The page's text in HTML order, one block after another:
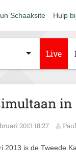
Schaaksite Hulp
Live
in
2013 18:27
2013 is de Tweede